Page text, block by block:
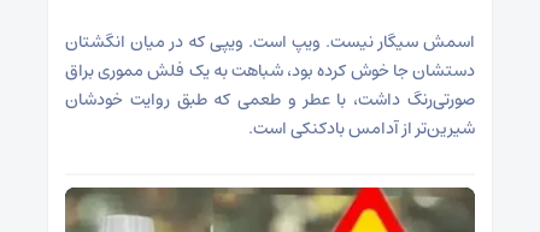
اسمش سیگار نیست. ویپ است. ویپی که در میان انگشتان
دستشان جا خوش کرده بود، شباهت به یک فلش مموری براق
صورتی‌رنگ داشت، با عطر و طعمی که طبق روایت خودشان
شیرین‌تر از آدامس بادکنکی است.